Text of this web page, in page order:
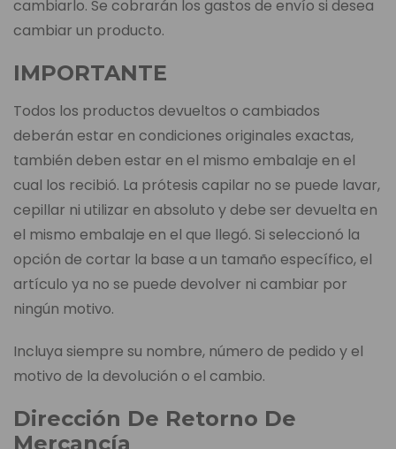
cambiarlo. Se cobrarán los gastos de envío si desea
cambiar un producto.
IMPORTANTE
Todos los productos devueltos o cambiados
deberán estar en condiciones originales exactas,
también deben estar en el mismo embalaje en el
cual los recibió. La prótesis capilar no se puede lavar,
cepillar ni utilizar en absoluto y debe ser devuelta en
el mismo embalaje en el que llegó. Si seleccionó la
opción de cortar la base a un tamaño específico, el
artículo ya no se puede devolver ni cambiar por
ningún motivo.
Incluya siempre su nombre, número de pedido y el
motivo de la devolución o el cambio.
Dirección De Retorno De
Mercancía